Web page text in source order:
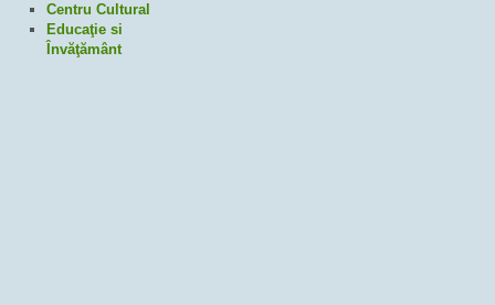
Centru Cultural
Educaţie si
Învăţământ